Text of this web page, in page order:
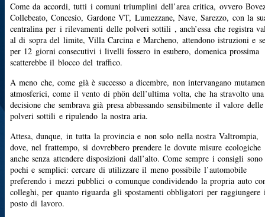
Come da accordi, tutti i comuni triumplini dell’area critica, ovvero
Collebeato, Concesio, Gardone VT, Lumezzane, Nave, Sarezzo, con la
centralina per i rilevamenti delle polveri sottili , anch’essa che registra
al di sopra del limite, Villa Carcina e Marcheno, attendono istruzioni e se
per 12 giorni consecutivi i livelli fossero in esubero, domenica prossima
scatterebbe il blocco del traffico.
A meno che, come già è successo a dicembre, non intervangano
atmosferici, come il vento di phön dell’ultima volta, che ha stravolto una
decisione che sembrava già presa abbassando sensibilmente il valore delle
polveri sottili e ripulendo la nostra aria.
Attesa, dunque, in tutta la provincia e non solo nella nostra Valtrompia,
dove, nel frattempo, si dovrebbero prendere le dovute misure ecologiche
anche senza attendere disposizioni dall’alto. Come sempre i consigli sono
pochi e semplici: cercare di utilizzare il meno possibile l’automobile
preferendo i mezzi pubblici o comunque condividendo la propria auto
colleghi, per quanto riguarda gli spostamenti obbligatori per raggiungere
posto di lavoro.